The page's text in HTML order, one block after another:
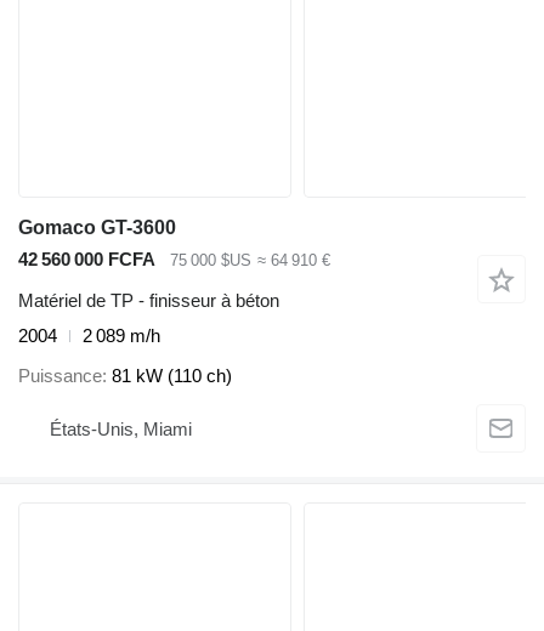
Gomaco GT-3600
42 560 000 FCFA
75 000 $US ≈ 64 910 €
Matériel de TP - finisseur à béton
2004
2 089 m/h
Puissance 81 kW (110 ch)
États-Unis, Miami